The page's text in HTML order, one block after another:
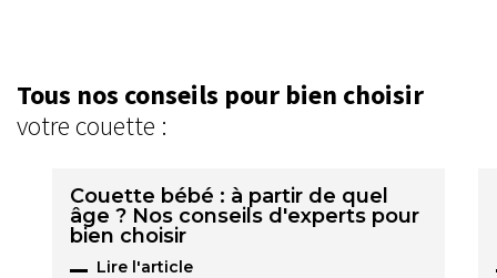
Tous nos conseils pour bien choisir
votre couette :
Couette bébé : à partir de quel
âge ? Nos conseils d'experts pour
bien choisir
Lire l'article